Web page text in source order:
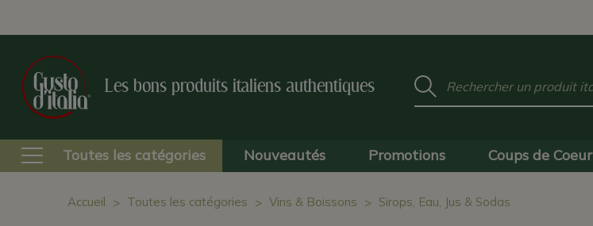
Les bons produits italiens authentiques
Mot
clé
Toutes les catégories Nouveautés Promotions Coups de Coeur
Accueil Toutes les catégories Vins & Boissons Sirops, Eau, Jus & Sodas